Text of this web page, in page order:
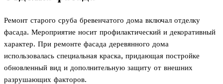
Ремонт старого сруба бревенчатого дома включал отделку
фасада. Мероприятие носит профилактический и декоративный
характер. При ремонте фасада деревянного дома
использовалась специальная краска, придающая постройке
обновленный вид и дополнительную защиту от внешних
разрушающих факторов.